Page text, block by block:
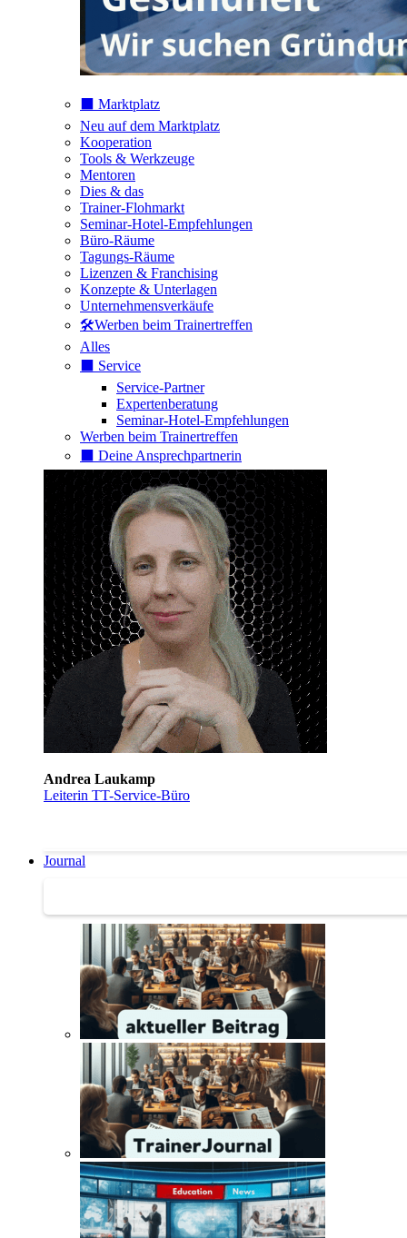
⬛️ Marktplatz
Neu auf dem Marktplatz
Kooperation
Tools & Werkzeuge
Mentoren
Dies & das
Trainer-Flohmarkt
Seminar-Hotel-Empfehlungen
Büro-Räume
Tagungs-Räume
Lizenzen & Franchising
Konzepte & Unterlagen
Unternehmensverkäufe
🛠️Werben beim Trainertreffen
Alles
⬛️ Service
Service-Partner
Expertenberatung
Seminar-Hotel-Empfehlungen
Werben beim Trainertreffen
⬛️ Deine Ansprechpartnerin
Andrea Laukamp
Leiterin TT-Service-Büro
Journal